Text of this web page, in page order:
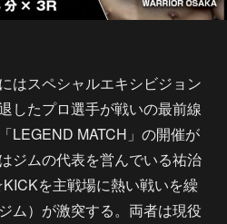
はスペシャルエキシビジョン
したプロ選手が戦いの最前線
LEGEND MATCH」の開催が
ジムの代表を営んでいる祐治
を主戦場に熱い戦いを繰
ム）が激突する。両者は現役